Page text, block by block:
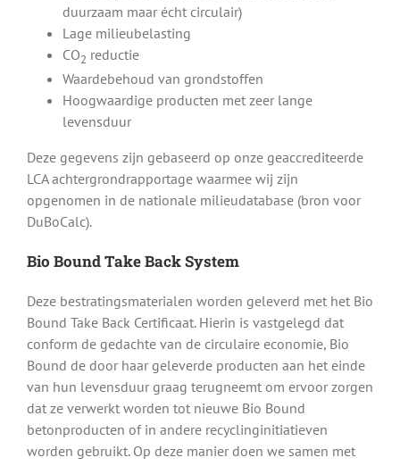
duurzaam maar écht circulair)
Lage milieubelasting
CO2 reductie
Waardebehoud van grondstoffen
Hoogwaardige producten met zeer lange
levensduur
Deze gegevens zijn gebaseerd op onze geaccrediteerde
LCA achtergrondrapportage waarmee wij zijn
opgenomen in de nationale milieudatabase (bron voor
DuBoCalc).
Bio Bound Take Back System
Deze bestratingsmaterialen worden geleverd met het Bio
Bound Take Back Certificaat. Hierin is vastgelegd dat
conform de gedachte van de circulaire economie, Bio
Bound de door haar geleverde producten aan het einde
van hun levensduur graag terugneemt om ervoor zorgen
dat ze verwerkt worden tot nieuwe Bio Bound
betonproducten of in andere recyclinginitiatieven
worden gebruikt. Op deze manier doen we samen met